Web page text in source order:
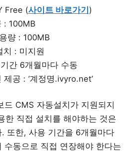
Free (사이트 바로가기)
: 100MB
량 : 100MB
치 : 미지원
간 6개월마다 수동
제공 : ‘계정명.ivyro.net’
드 CMS 자동설치가 지원되지
한 직접 설치를 해야하는 것은
또한, 사용 기간을 6개월마다
수동으로 직접 연장해야 한다는